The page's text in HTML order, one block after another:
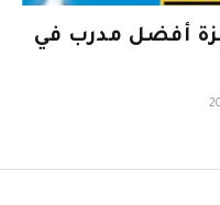
أفضل مدرب في